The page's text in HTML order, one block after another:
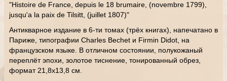
"Histoire de France, depuis le 18 brumaire, (novembre 1799),
jusqu'a la paix de Tilsitt, (juillet 1807)"
Антикварное издание в 6-ти томах (трёх книгах), напечатано в
Париже, типографии Charles Bechet и Firmin Didot, на
французском языке. В отличном состоянии, полукожаный
переплёт эпохи, золотое тиснение, тонированный обрез,
формат 21,8х13,8 см.